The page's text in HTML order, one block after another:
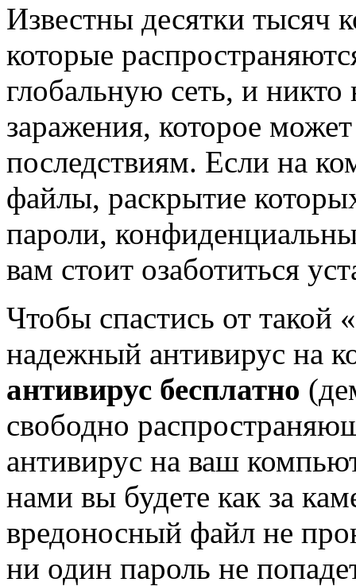
Известны десятки тысяч
которые
глобальную сеть, и никто
заражения, которое
последствиям. Если на
файлы, раскрытие
пароли,
вам стоит озаботиться
Чтобы спастись от такой
надежный антивирус на
антивирус бесплатно
свободно
антивирус на ваш
нами вы будете как за
вредоносный файл не
ни один пароль не